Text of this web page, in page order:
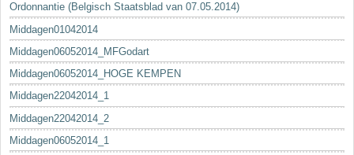
Ordonnantie (Belgisch Staatsblad van 07.05.2014)
Middagen01042014
Middagen06052014_MFGodart
Middagen06052014_HOGE KEMPEN
Middagen22042014_1
Middagen22042014_2
Middagen06052014_1